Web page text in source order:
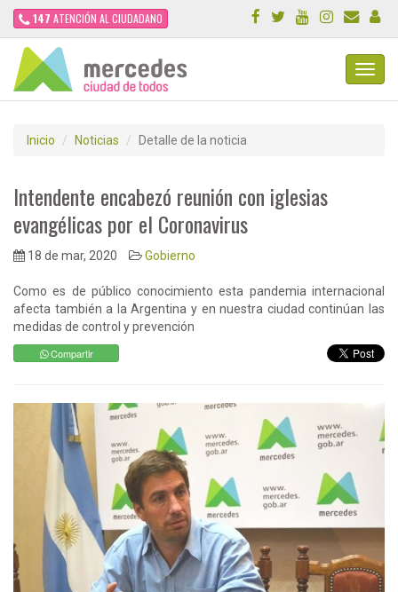
147 ATENCIÓN AL CIUDADANO
Inicio Noticias Detalle de la noticia
Intendente encabezó reunión con iglesias
evangélicas por el Coronavirus
18 de mar, 2020 Gobierno
Como es de público conocimiento esta pandemia internacional
afecta también a la Argentina y en nuestra ciudad continúan las
medidas de control y prevención
Compartir